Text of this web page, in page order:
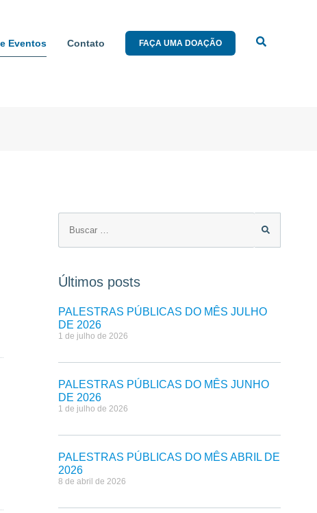
Eventos Contato FAÇA UMA DOAÇÃO
Últimos posts
PALESTRAS PÚBLICAS DO MÊS JULHO
DE 2026
1 de julho de 2026
PALESTRAS PÚBLICAS DO MÊS JUNHO
DE 2026
1 de julho de 2026
PALESTRAS PÚBLICAS DO MÊS ABRIL DE
2026
8 de abril de 2026